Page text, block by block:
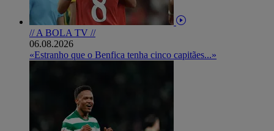
// A BOLA TV //
06.08.2026
«Estranho que o Benfica tenha cinco capitães...»